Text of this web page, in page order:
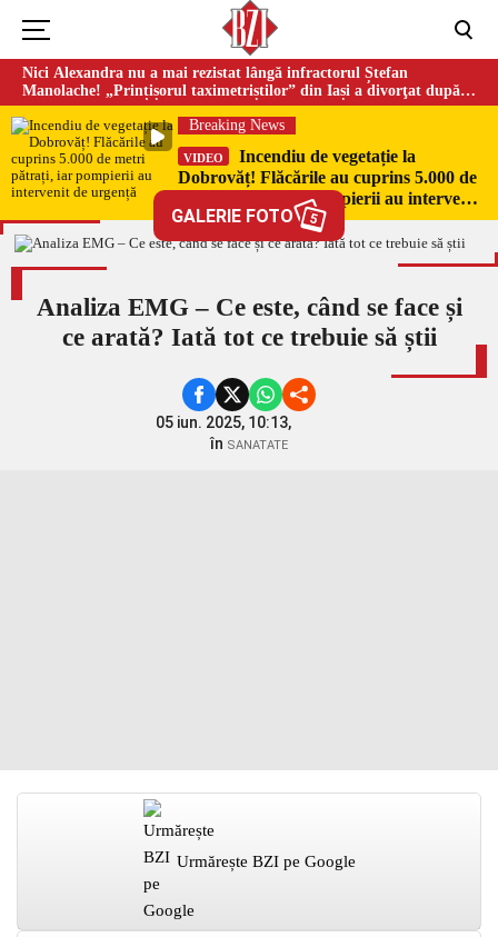
Nici Alexandra nu a mai rezistat lângă infractorul Ștefan
Manolache! „Prințișorul taximetriștilor” din Iași a divorţat după
doi ani de căsnicie
Breaking News
VIDEO
Incendiu de vegetație la
Dobrovăț! Flăcările au cuprins 5.000 de
metri pătrați, iar pompierii au intervenit
de urgență
GALERIE FOTO 5
Analiza EMG – Ce este, când se face și
ce arată? Iată tot ce trebuie să știi
05 iun. 2025, 10:13,
în SANATATE
Urmărește BZI pe Google